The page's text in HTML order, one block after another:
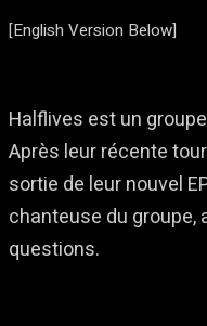
[English Version Below]
Halflives est un
Après leur récente
sortie de leur nouvel
chanteuse du groupe,
questions.